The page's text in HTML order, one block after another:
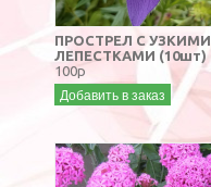
ПРОСТРЕЛ С УЗКИМИ
ЛЕПЕСТКАМИ (10шт)
100р
Добавить в заказ